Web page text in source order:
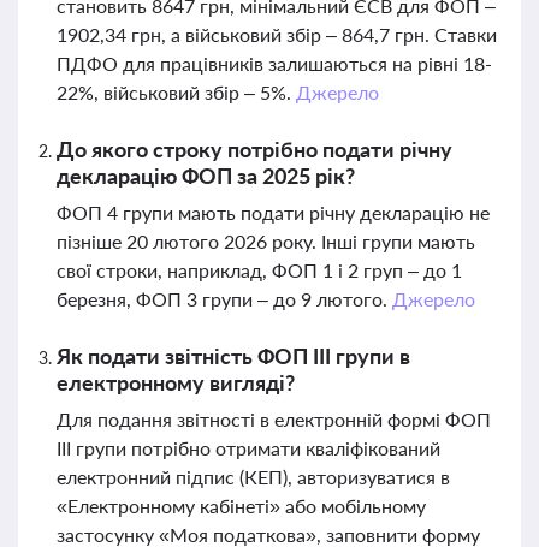
становить 8647 грн, мінімальний ЄСВ для ФОП –
1902,34 грн, а військовий збір – 864,7 грн. Ставки
ПДФО для працівників залишаються на рівні 18-
22%, військовий збір – 5%. Джерело
До якого строку потрібно подати річну
декларацію ФОП за 2025 рік?
ФОП 4 групи мають подати річну декларацію не
пізніше 20 лютого 2026 року. Інші групи мають
свої строки, наприклад, ФОП 1 і 2 груп – до 1
березня, ФОП 3 групи – до 9 лютого. Джерело
Як подати звітність ФОП ІІІ групи в
електронному вигляді?
Для подання звітності в електронній формі ФОП
ІІІ групи потрібно отримати кваліфікований
електронний підпис (КЕП), авторизуватися в
«Електронному кабінеті» або мобільному
застосунку «Моя податкова», заповнити форму